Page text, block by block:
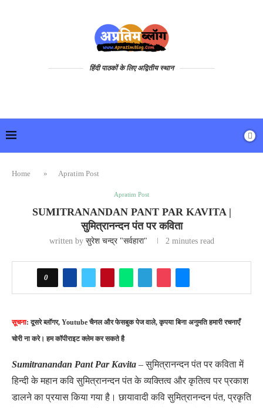
हिंदी पाठकों के लिए अद्वितीय स्थान
Home » Apratim Post
Apratim Post
SUMITRANANDAN PANT PAR KAVITA |
सुमित्रानन्दन पंत पर कविता
written by सुरेश चन्द्र "सर्वहारा" 2 minutes read
0
सूचना: दूसरे ब्लॉगर, Youtube चैनल और फेसबुक पेज वाले, कृपया बिना अनुमति हमारी रचनाएँ
चोरी ना करे। हम कॉपीराइट क्लेम कर सकते है
Sumitranandan Pant Par Kavita – सुमित्रानन्दन पंत पर कविता में
हिन्दी के महान कवि सुमित्रानन्दन पंत के व्यक्तित्व और कृतित्व पर प्रकाश
डालने का प्रयास किया गया है। छायावादी कवि सुमित्रानन्दन पंत, प्रकृति